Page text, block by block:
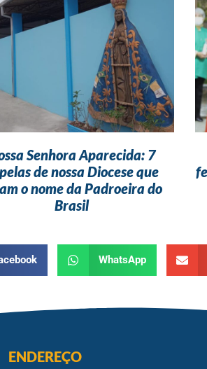
Senhora Aparecida: 7
de nossa Diocese que
o nome da Padroeira do
Brasil
WhatsApp
ENDEREÇO